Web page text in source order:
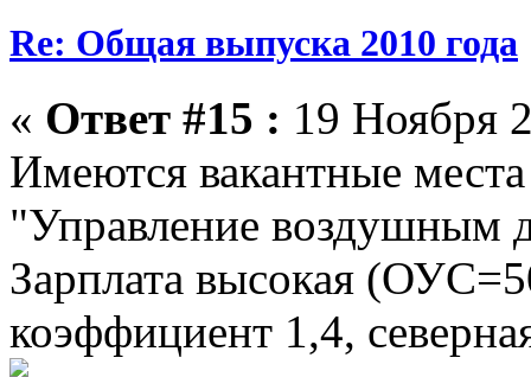
Re: Общая выпуска 2010 года
« Ответ #15 : 19 Ноября
Имеются вакантные
"Управление воздушным
Зарплата высокая
коэффициент 1,4,